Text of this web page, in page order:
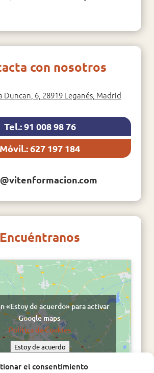
el consentimiento
con nosotros
Duncan, 6, 28919 Leganés, Madrid
Tel.: 91 008 98 76
Móvil.: 627 197 184
Encuéntranos
«Estoy de acuerdo» para activar
Google maps
Política de Cookies
Estoy de acuerdo